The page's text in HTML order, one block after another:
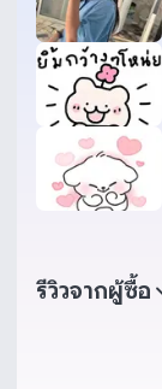
รีวิวจากผู้ซื้อ